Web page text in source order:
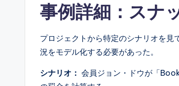
事例詳細：スナ
プロジェクトから特定のシナリオを
況をモデル化する必要があった。
シナリオ： 会員ジョン・ドウが「